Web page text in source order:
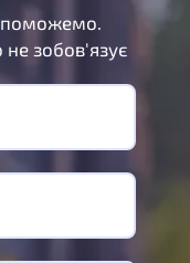
не зобов'язує